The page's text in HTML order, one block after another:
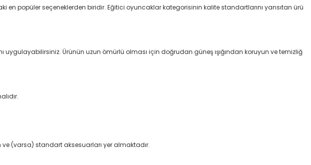
popüler seçeneklerden biridir. Eğitici oyuncaklar kategorisinin kalite standartlarını yansıtan ürü
Ürünün uzun ömürlü olması için doğrudan güneş ışığından koruyun ve temizliğ
(varsa) standart aksesuarları yer almaktadır.